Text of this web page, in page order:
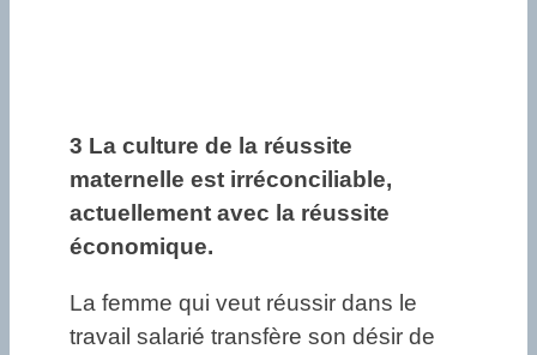
3 La culture de la réussite
maternelle est irréconciliable,
actuellement avec la réussite
économique.
La femme qui veut réussir dans le
travail salarié transfère son désir de